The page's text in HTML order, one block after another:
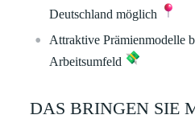
Deutschland möglich
Attraktive Prämienmodelle
Arbeitsumfeld
DAS BRINGEN SIE